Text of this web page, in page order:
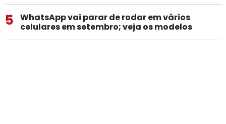
5
WhatsApp vai parar de rodar em vários
celulares em setembro; veja os modelos